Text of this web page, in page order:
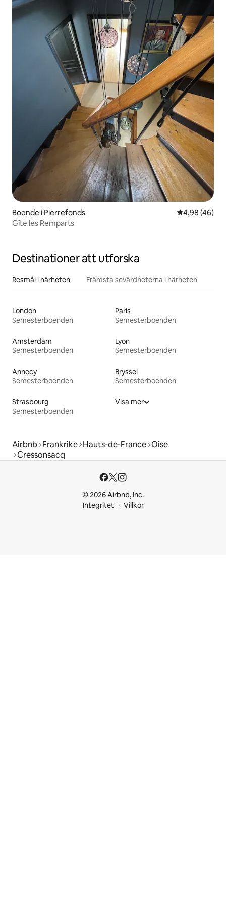
Boende i Pierrefonds 4,98 av 5 i
4,98 (46)
Gîte les Remparts
Destinationer att utforska
Resmål i närheten Främsta sevärdheterna i närheten
London
Semesterboenden
Paris
Semesterboenden
Amsterdam
Semesterboenden
Lyon
Semesterboenden
Annecy
Semesterboenden
Bryssel
Semesterboenden
Strasbourg
Semesterboenden
Visa mer
Airbnb Frankrike Hauts-de-France Oise
Cressonsacq
© 2026 Airbnb, Inc.
Integritet
Villkor